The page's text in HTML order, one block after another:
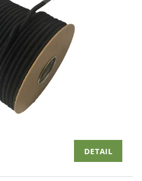
DETAIL